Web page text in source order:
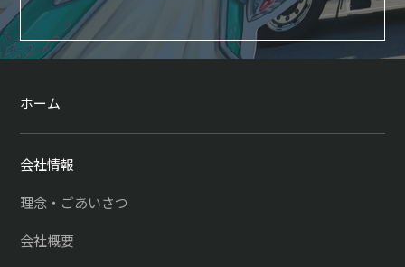
ホーム
会社情報
理念・ごあいさつ
会社概要